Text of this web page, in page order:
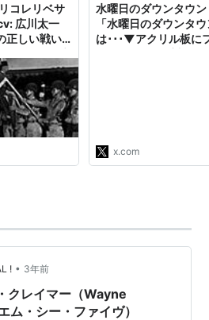
コレリベサ
広川太一
正しい戦い
で「自分た
明した。そ
領だって敬
差別だ」と
ったらどう
水曜日のダウンタウ
「水曜日のダウンタ
は･･･▼アクリル板に
x.com
! • 3年前
クレイマー（Wayne
・シー・ファイヴ）